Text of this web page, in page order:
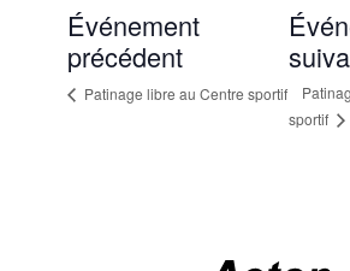
Événement
précédent
Patinage libre au Centre sportif
sportif